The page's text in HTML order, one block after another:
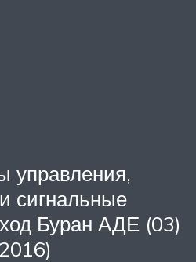
управления,
сигнальные
Буран АДЕ (03)